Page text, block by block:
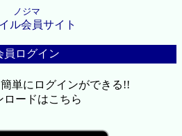
ノジマ
ル会員サイト
員ログイン
単にログインができる!!
ロードはこちら